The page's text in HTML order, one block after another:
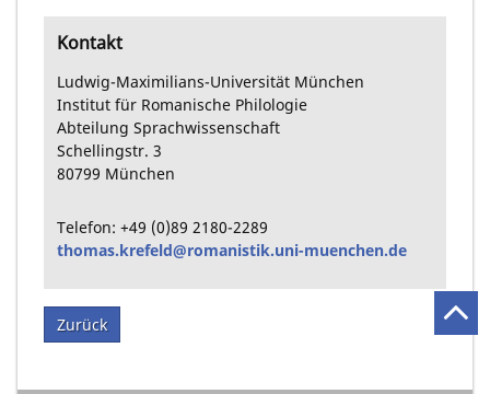
Kontakt
Ludwig-Maximilians-Universität München
Institut für Romanische Philologie
Abteilung Sprachwissenschaft
Schellingstr. 3
80799 München
Telefon: +49 (0)89 2180-2289
thomas.krefeld@romanistik.uni-muenchen.de
Zurück